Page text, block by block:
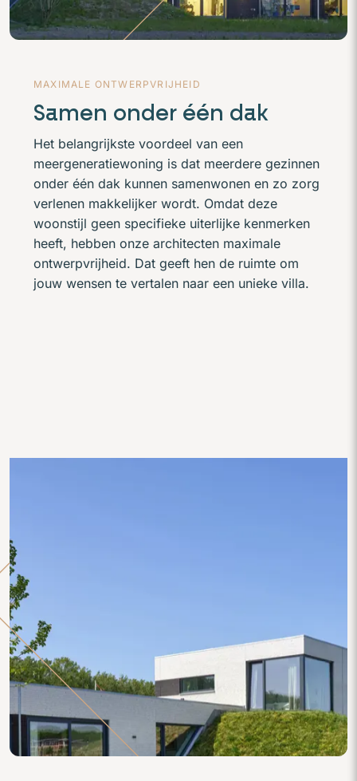
MAXIMALE ONTWERPVRIJHEID
Samen onder één dak
Het belangrijkste voordeel van een
meergeneratiewoning is dat meerdere gezinnen
onder één dak kunnen samenwonen en zo zorg
verlenen makkelijker wordt. Omdat deze
woonstijl geen specifieke uiterlijke kenmerken
heeft, hebben onze architecten maximale
ontwerpvrijheid. Dat geeft hen de ruimte om
jouw wensen te vertalen naar een unieke villa.